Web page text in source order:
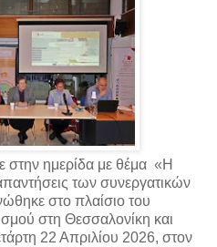
ημερίδα με θέμα «Η
των συνεργατικών
στο πλαίσιο του
στη Θεσσαλονίκη και
22 Απριλίου 2026, στον